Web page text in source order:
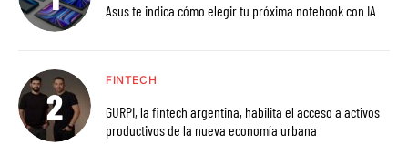
Asus te indica cómo elegir tu próxima notebook con IA
FINTECH
GURPI, la fintech argentina, habilita el acceso a activos
productivos de la nueva economía urbana